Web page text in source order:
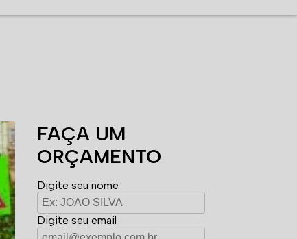
FAÇA UM
ORÇAMENTO
Digite seu nome
Digite seu email